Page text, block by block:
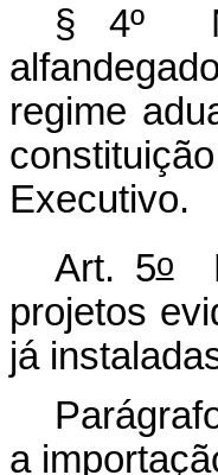
§ 4º
regime
Executivo.
Art. 5oÉ
projetos
já
a